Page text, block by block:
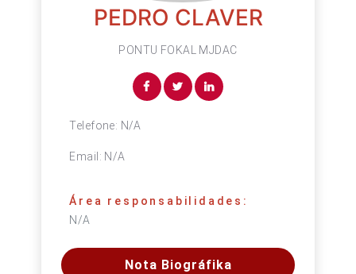
PEDRO CLAVER
PONTU FOKAL MJDAC
Telefone: N/A
Email: N/A
Área responsabilidades:
N/A
Nota Biográfika